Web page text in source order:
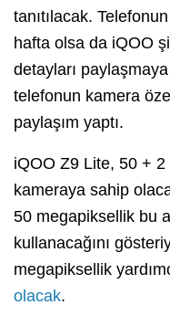
tanıtılacak.
hafta olsa da iQOO
detayları
telefonun kamera
paylaşım yaptı.
iQOO Z9 Lite, 50 +
kameraya sahip
50 megapiksellik bu
kullanacağını
megapiksellik
olacak.